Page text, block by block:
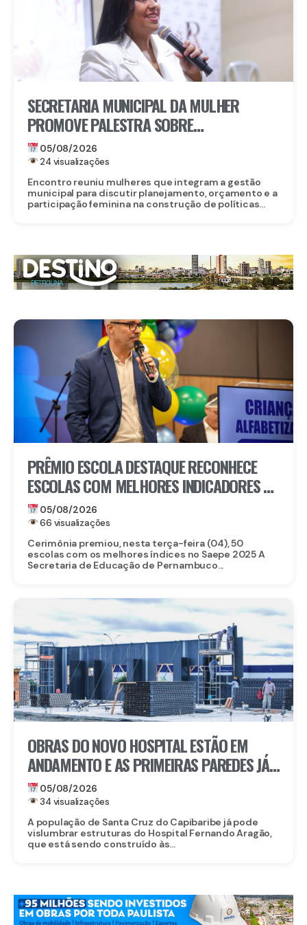
SECRETARIA MUNICIPAL DA MULHER
PROMOVE PALESTRA SOBRE
PROTAGONISMO FEMININO NA
FORMULAÇÃO DE POLÍTICAS PÚBLICAS EM
GRAVATÁ
05/08/2026
24 visualizações
Encontro reuniu mulheres que integram a gestão
municipal para discutir planejamento, orçamento e a
participação feminina na construção de políticas...
PRÊMIO ESCOLA DESTAQUE RECONHECE
ESCOLAS COM MELHORES INDICADORES DE
ALFABETIZAÇÃO EM PERNAMBUCO
05/08/2026
66 visualizações
Cerimônia premiou, nesta terça-feira (04), 50
escolas com os melhores índices no Saepe 2025 A
Secretaria de Educação de Pernambuco...
OBRAS DO NOVO HOSPITAL ESTÃO EM
ANDAMENTO E AS PRIMEIRAS PAREDES JÁ
ESTÃO SENDO ERGUIDAS
05/08/2026
34 visualizações
A população de Santa Cruz do Capibaribe já pode
vislumbrar estruturas do Hospital Fernando Aragão,
que está sendo construído às...